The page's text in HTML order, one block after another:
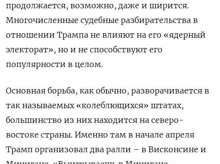
продолжается, возможно, даже и ширится.
Многочисленные судебные разбирательства в
отношении Трампа не влияют на его «ядерный
электорат», но и не способствуют его
популярности в целом.
Основная борьба, как обычно, разворачивается в
так называемых «колеблющихся» штатах,
большинство из них находится на северо-
востоке страны. Именно там в начале апреля
Трамп организовал два ралли – в Висконсине и